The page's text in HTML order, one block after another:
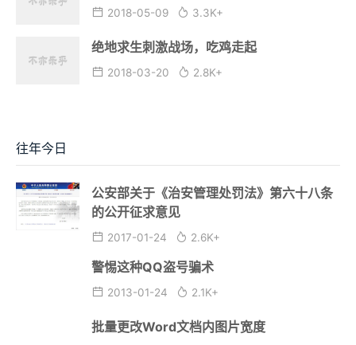
2018-05-09 3.3K+
绝地求生刺激战场，吃鸡走起
2018-03-20 2.8K+
往年今日
公安部关于《治安管理处罚法》第六十八条
的公开征求意见
2017-01-24 2.6K+
警惕这种QQ盗号骗术
2013-01-24 2.1K+
批量更改Word文档内图片宽度